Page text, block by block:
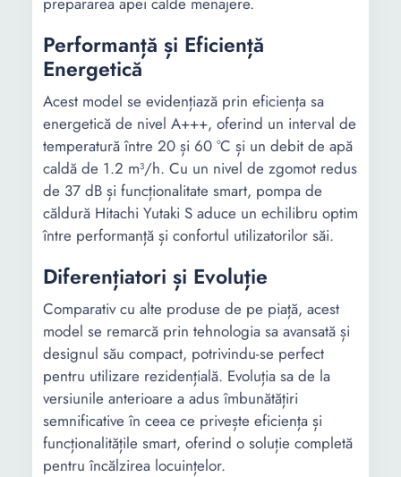
Performanță și Eficiență
Energetică
Acest model se evidențiază prin eficiența sa
energetică de nivel A+++, oferind un interval de
temperatură între 20 și 60 °C și un debit de apă
caldă de 1.2 m³/h. Cu un nivel de zgomot redus
de 37 dB și funcționalitate smart, pompa de
căldură Hitachi Yutaki S aduce un echilibru optim
între performanță și confortul utilizatorilor săi.
Diferențiatori și Evoluție
Comparativ cu alte produse de pe piață, acest
model se remarcă prin tehnologia sa avansată și
designul său compact, potrivindu-se perfect
pentru utilizare rezidențială. Evoluția sa de la
versiunile anterioare a adus îmbunătățiri
semnificative în ceea ce privește eficiența și
funcționalitățile smart, oferind o soluție completă
pentru încălzirea locuințelor.